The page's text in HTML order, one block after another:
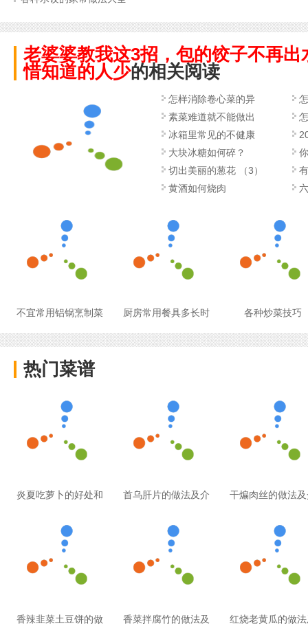
老婆婆教我这3招，包的饺子不再出
惜知道的人少的相关阅读
怎样消除卷心菜的异
素菜难道就不能做出
冰箱里常见的不健康
大块冰糖如何碎？
切出美丽的葱花 （3）
黄酒如何烧肉
不宜常用铝锅烹制菜 厨房常用餐具多长时 各种炒菜技巧
热门菜谱
炎夏吃萝卜的好处和 首乌肝片的做法及介 干煸肉丝的做法
香辣韭菜土豆饼的做 香菜拌腐竹的做法及 红烧老黄瓜的做